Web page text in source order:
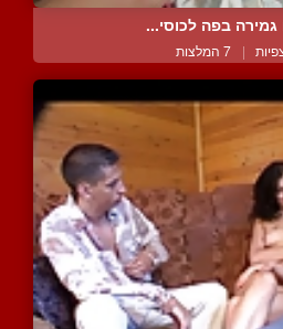
בפה לכוסי...
| 7 המלצות